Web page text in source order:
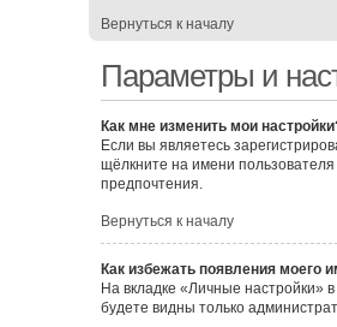
Вернуться к началу
Параметры и
Как мне изменить мои
Если вы являетесь
щёлкните на имени
предпочтения.
Вернуться к началу
Как избежать появления моего
На вкладке «Личные настройки»
будете видны только